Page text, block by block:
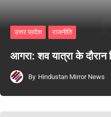
उत्तर प्रदेश राजनीति
आगरा: शव यात्रा के दौरान
By Hindustan Mirror News